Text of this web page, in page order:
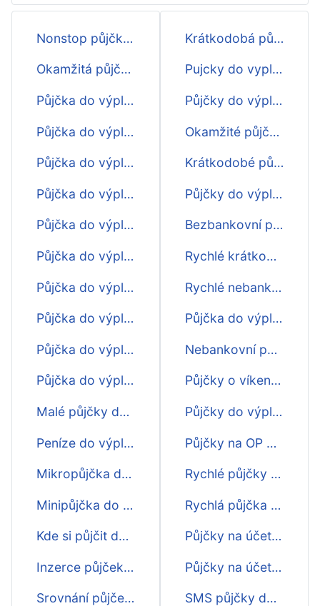
Nonstop půjčka do výplaty
Okamžitá půjčka do výplaty
Půjčka do výplaty ještě dnes
Půjčka do výplaty 4000
Půjčka do výplaty 5000
Půjčka do výplaty 6000
Půjčka do výplaty 7000
Půjčka do výplaty 8000
Půjčka do výplaty 9000
Půjčka do výplaty 10000
Půjčka do výplaty 15000
Půjčka do výplaty 20000
Malé půjčky do výplaty
Peníze do výplaty ihned
Mikropůjčka do výplaty
Minipůjčka do výplaty
Kde si půjčit do výplaty
Inzerce půjček do výplaty
Srovnání půjček do výplaty
Krátkodobá půjčka do výplaty
Pujcky do vyplaty
Půjčky do výplaty
Okamžité půjčky do výplaty
Krátkodobé půjčky ihned do výplaty
Půjčky do výplaty ještě dnes
Bezbankovní půjčky do výplaty
Rychlé krátkodobé půjčky do výplaty
Rychlé nebankovní půjčky do výplaty
Půjčka do výplaty první zdarma
Nebankovní půjčky ihned na účet do výplaty
Půjčky o víkendu do výplaty ihned na účet
Půjčky do výplaty online ihned na účet
Půjčky na OP do výplaty
Rychlé půjčky do výplaty na splátky
Rychlá půjčka do výplaty na splátky
Půjčky na účet ihned do výplaty
Půjčky na účet do výplaty ještě dnes
SMS půjčky do výplaty ihned